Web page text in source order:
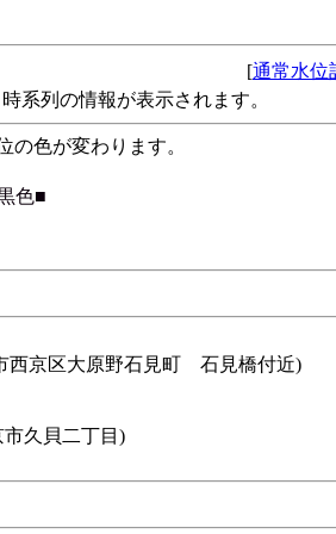
[通常水位
系列の情報が表示されます。
の色が変わります。
色■
西京区大原野石見町 石見橋付近)
市久貝二丁目)